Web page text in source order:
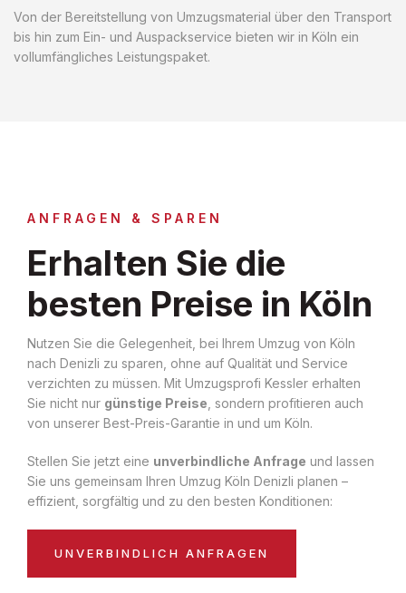
Von der Bereitstellung von Umzugsmaterial über den Transport
bis hin zum Ein- und Auspackservice bieten wir in Köln ein
vollumfängliches Leistungspaket.
ANFRAGEN & SPAREN
Erhalten Sie die
besten Preise in Köln
Nutzen Sie die Gelegenheit, bei Ihrem Umzug von Köln
nach Denizli zu sparen, ohne auf Qualität und Service
verzichten zu müssen. Mit Umzugsprofi Kessler erhalten
Sie nicht nur günstige Preise , sondern profitieren auch
von unserer Best-Preis-Garantie in und um Köln.
Stellen Sie jetzt eine unverbindliche Anfrage und lassen
Sie uns gemeinsam Ihren Umzug Köln Denizli planen –
effizient, sorgfältig und zu den besten Konditionen:
UNVERBINDLICH ANFRAGEN